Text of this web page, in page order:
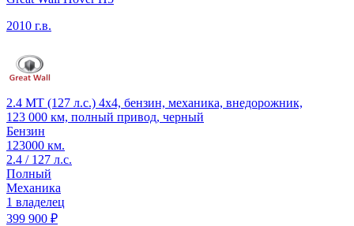
2010 г.в.
2.4 MT (127 л.с.) 4x4, бензин, механика, внедорожник,
123 000 км, полный привод, черный
Бензин
123000 км.
2.4 / 127 л.с.
Полный
Механика
1 владелец
399 900 ₽